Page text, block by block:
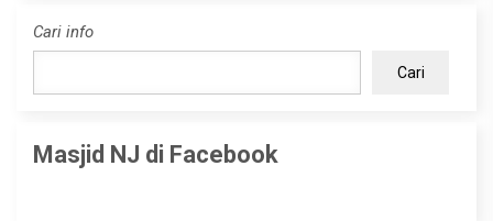
Cari info
Cari
Masjid NJ di Facebook